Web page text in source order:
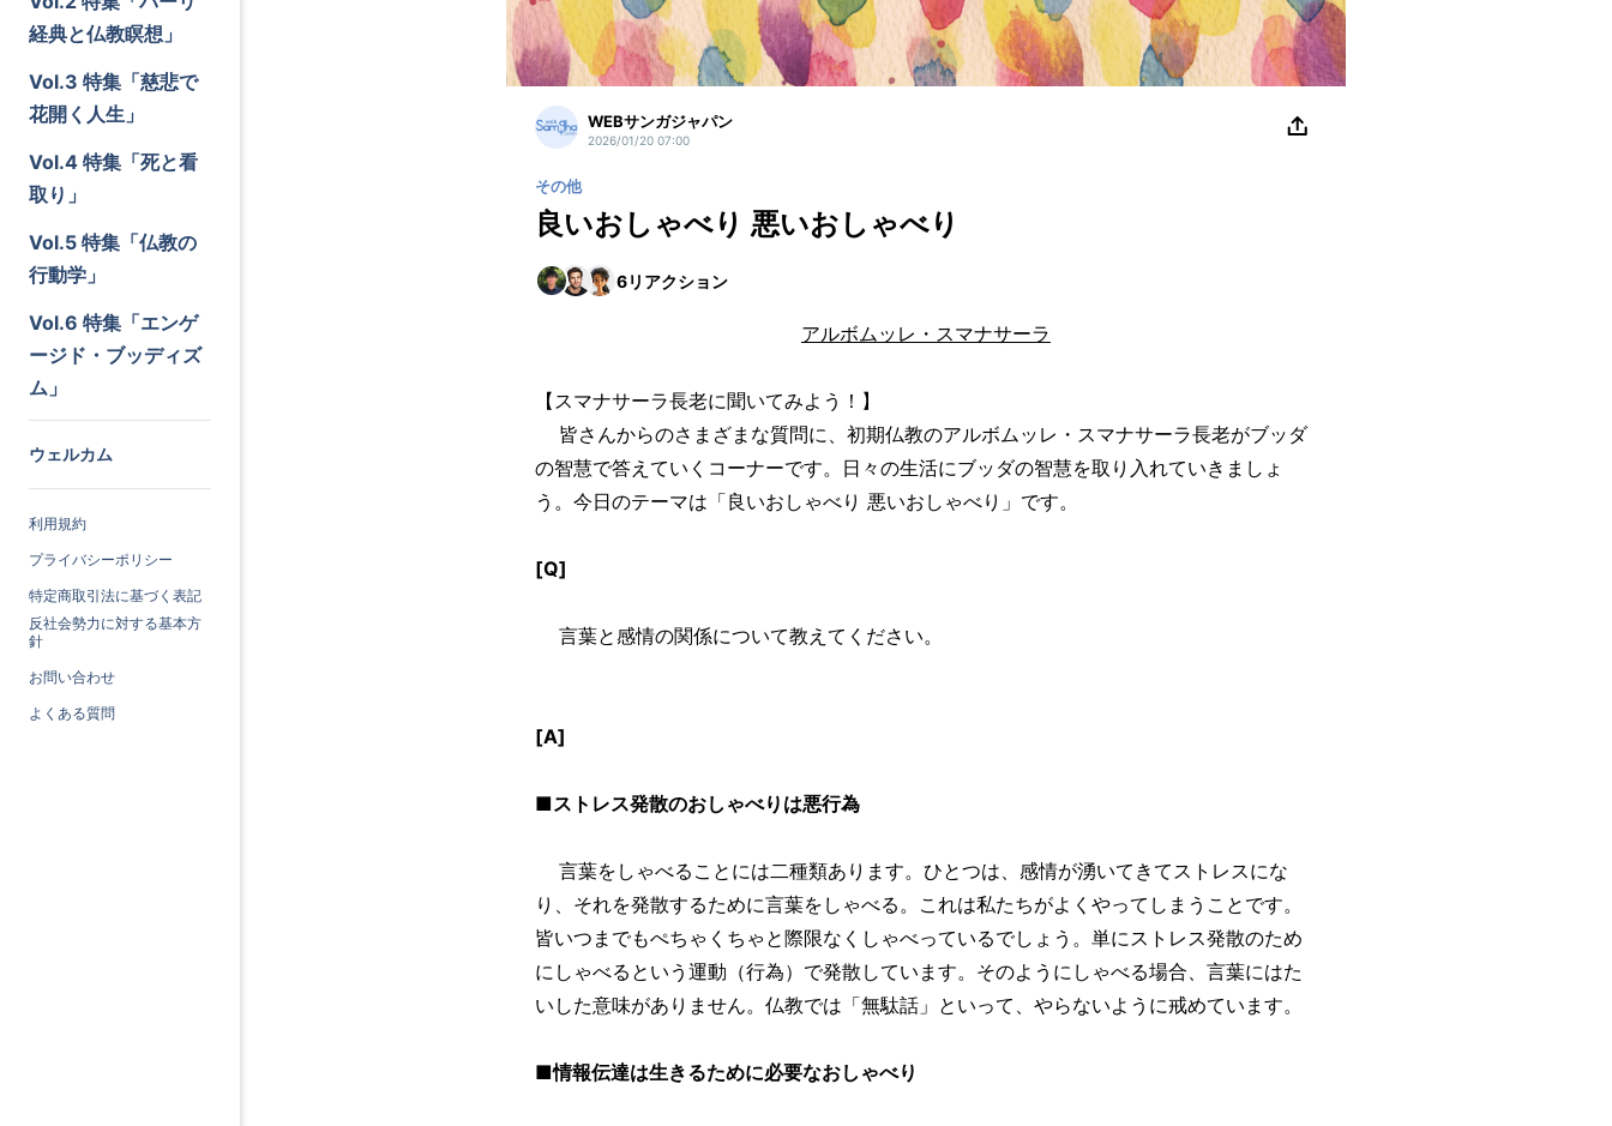
経典と仏教瞑想」
Vol.3 特集「慈悲で
花開く人生」
Vol.4 特集「死と看
取り」
Vol.5 特集「仏教の
行動学」
Vol.6 特集「エンゲ
ージド・ブッディズ
ム」
ウェルカム
利用規約
プライバシーポリシー
特定商取引法に基づく表記
反社会勢力に対する基本方
針
お問い合わせ
よくある質問
WEBサンガジャパン
2026/01/20 07:00
その他
良いおしゃべり 悪いおしゃべり
6リアクション
アルボムッレ・スマナサーラ
【スマナサーラ長老に聞いてみよう！】
皆さんからのさまざまな質問に、初期仏教のアルボムッレ・スマナサーラ長老がブッダ
の智慧で答えていくコーナーです。日々の生活にブッダの智慧を取り入れていきましょ
う。今日のテーマは「良いおしゃべり 悪いおしゃべり」です。
[Q]
言葉と感情の関係について教えてください。
[A]
■ストレス発散のおしゃべりは悪行為
言葉をしゃべることには二種類あります。ひとつは、感情が湧いてきてストレスにな
り、それを発散するために言葉をしゃべる。これは私たちがよくやってしまうことです。
皆いつまでもぺちゃくちゃと際限なくしゃべっているでしょう。単にストレス発散のため
にしゃべるという運動（行為）で発散しています。そのようにしゃべる場合、言葉にはた
いした意味がありません。仏教では「無駄話」といって、やらないように戒めています。
■情報伝達は生きるために必要なおしゃべり